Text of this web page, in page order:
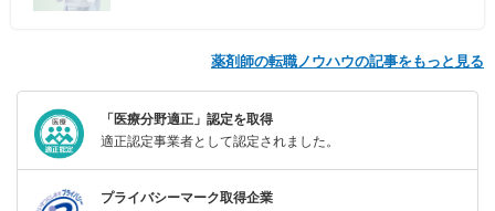
薬剤師の転職ノウハウの記事をもっと見る
「医療分野適正」認定を取得
適正認定事業者として認定されました。
プライバシーマーク取得企業